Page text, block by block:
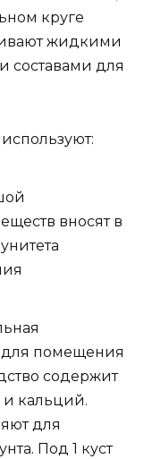
круге
жидкими
составами для
вносят в
для помещения
содержит
кальций.
для
Под 1 куст